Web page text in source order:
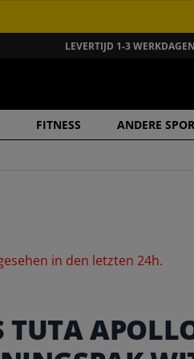
LEVERTIJD 1-3
FITNESS ANDERE
in den letzten24h.
TUTA